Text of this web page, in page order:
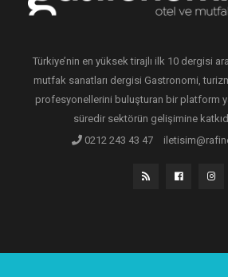
Türkiye’nin en yüksek tirajlı ilk 10 dergisi
mutfak sanatları dergisi Gastronomi,
profesyonellerini buluşturan bir platform
süredir sektörün gelişimine
0212 243 43 47